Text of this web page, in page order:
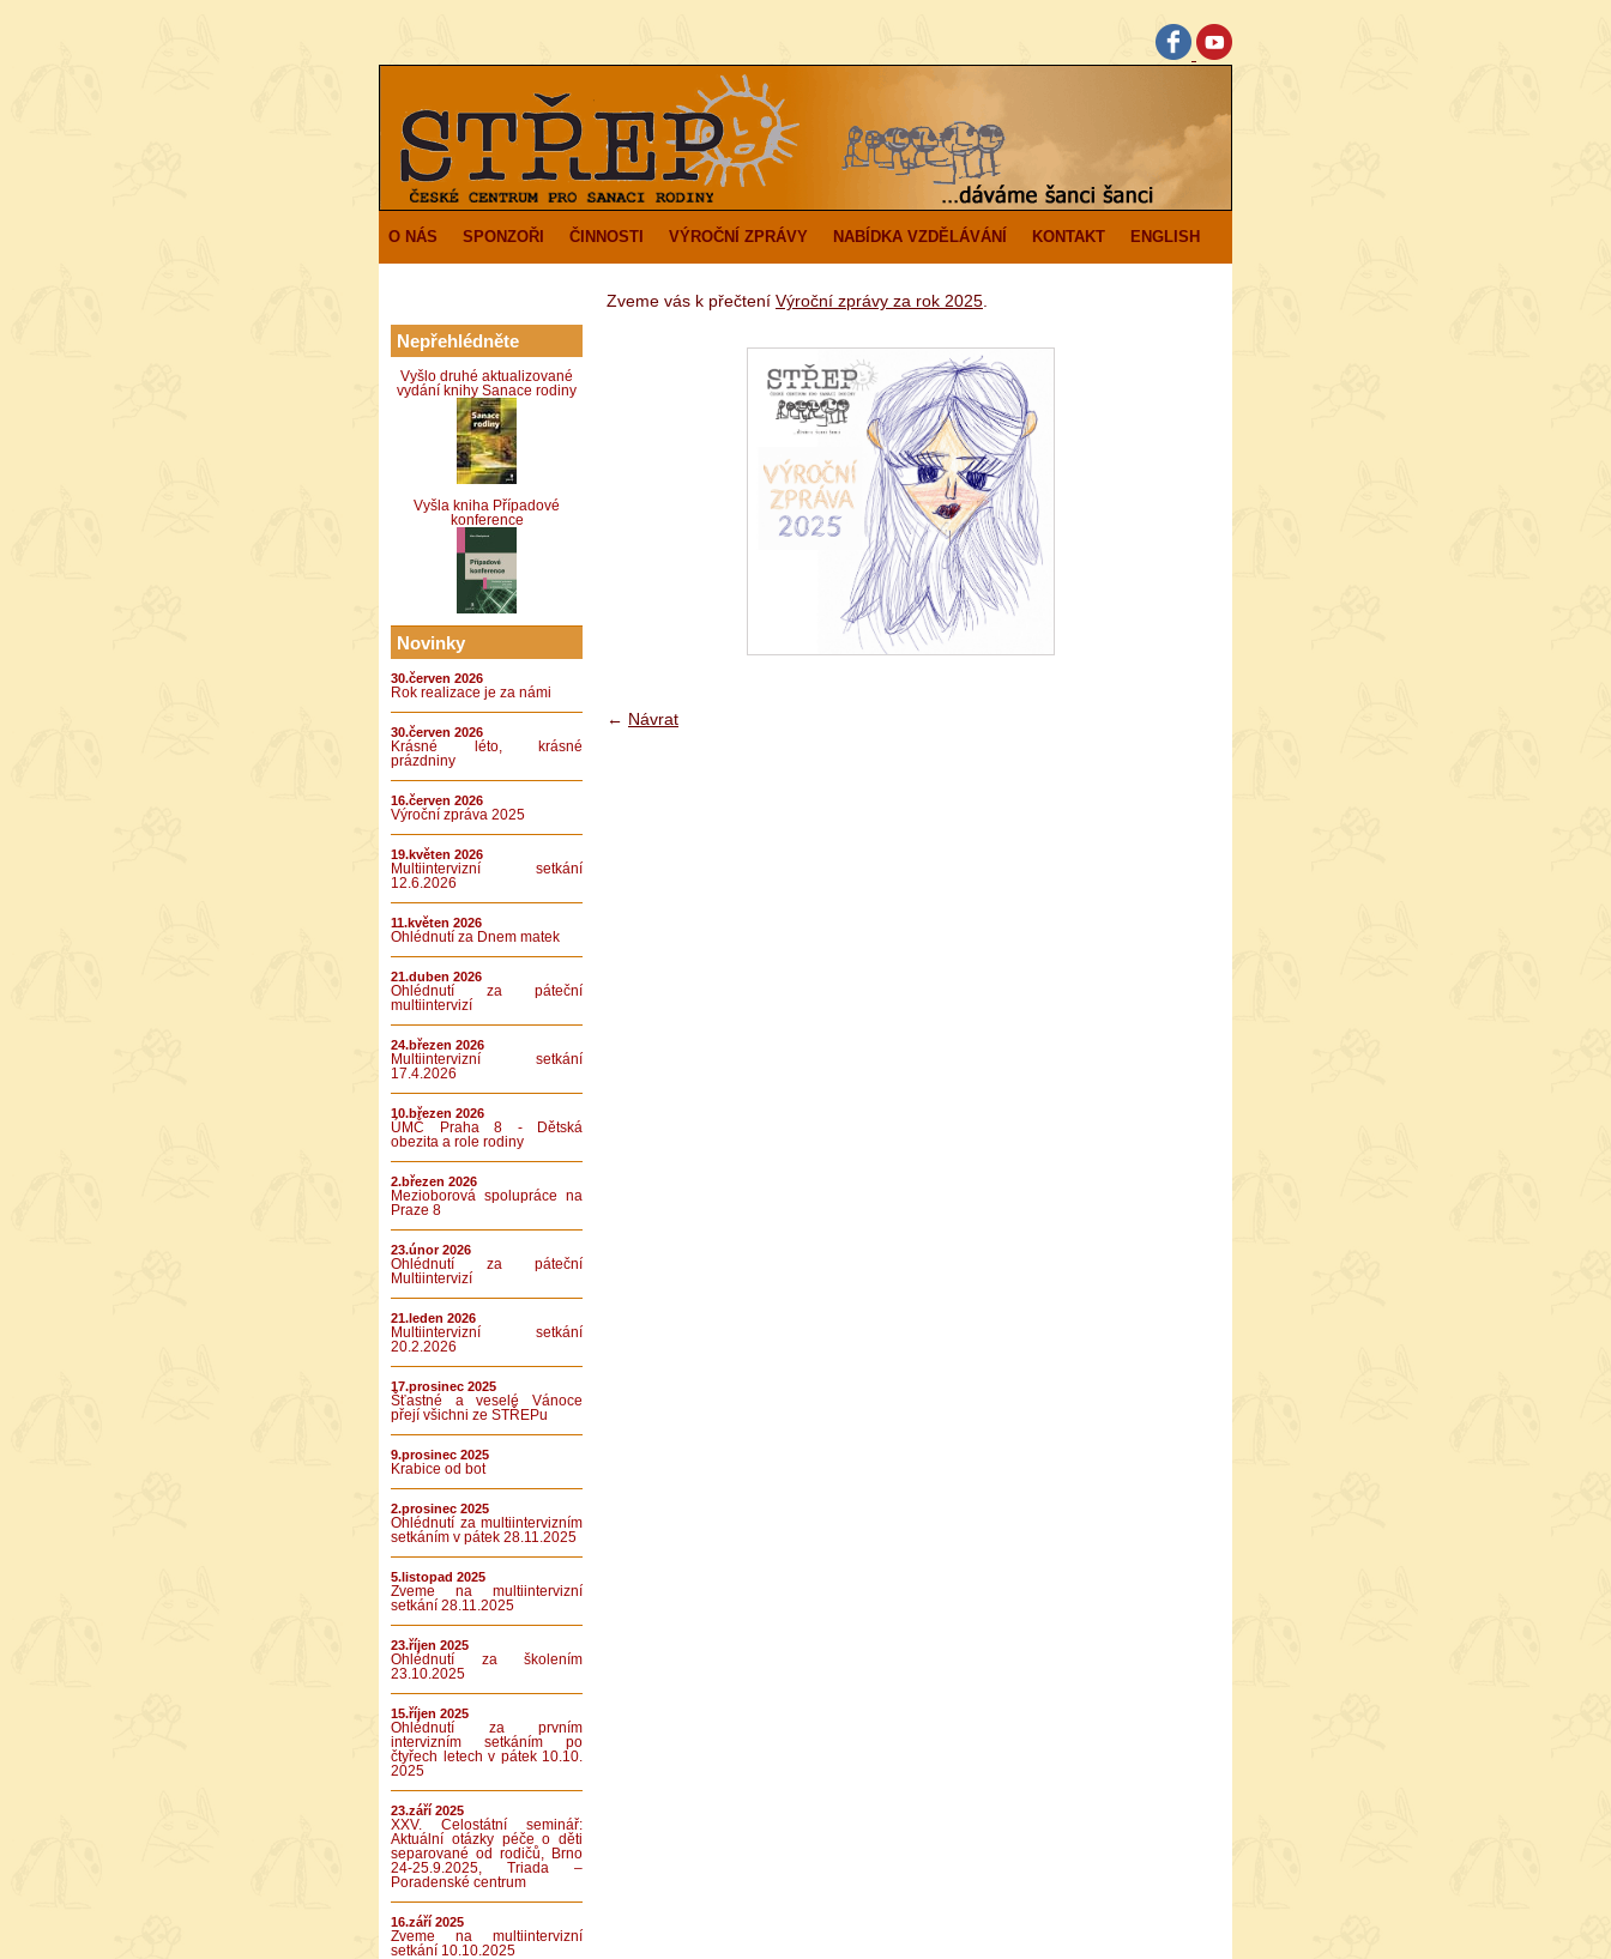
O NÁS SPONZOŘI ČINNOSTI VÝROČNÍ ZPRÁVY NABÍDKA VZDĚLÁVÁNÍ KONTAKT ENGLISH
Nepřehlédněte
Vyšlo druhé aktualizované
vydání knihy Sanace rodiny
Vyšla kniha Případové
konference
Novinky
30.červen 2026
Rok realizace je za námi
30.červen 2026
Krásné léto, krásné
prázdniny
16.červen 2026
Výroční zpráva 2025
19.květen 2026
Multiintervizní setkání
12.6.2026
11.květen 2026
Ohlédnutí za Dnem matek
21.duben 2026
Ohlédnutí za páteční
multiintervizí
24.březen 2026
Multiintervizní setkání
17.4.2026
10.březen 2026
ÚMČ Praha 8 - Dětská
obezita a role rodiny
2.březen 2026
Mezioborová spolupráce na
Praze 8
23.únor 2026
Ohlédnutí za páteční
Multiintervizí
21.leden 2026
Multiintervizní setkání
20.2.2026
17.prosinec 2025
Šťastné a veselé Vánoce
přejí všichni ze STŘEPu
9.prosinec 2025
Krabice od bot
2.prosinec 2025
Ohlédnutí za multiintervizním
setkáním v pátek 28.11.2025
5.listopad 2025
Zveme na multiintervizní
setkání 28.11.2025
23.říjen 2025
Ohlédnutí za školením
23.10.2025
15.říjen 2025
Ohlédnutí za prvním
intervizním setkáním po
čtyřech letech v pátek 10.10.
2025
23.září 2025
XXV. Celostátní seminář:
Aktuální otázky péče o děti
separované od rodičů, Brno
24-25.9.2025, Triada –
Poradenské centrum
16.září 2025
Zveme na multiintervizní
setkání 10.10.2025
Zveme vás k přečtení Výroční zprávy za rok 2025
← Návrat